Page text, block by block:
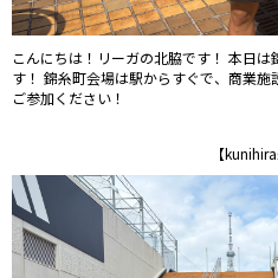
こんにちは！リーガの北脇です！ 本日
す！ 錦糸町会場は駅からすぐで、商業
ご参加ください！
【kunihira